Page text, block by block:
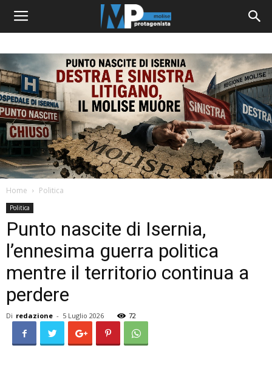
Home Politica
Politica
Punto nascite di Isernia,
l’ennesima guerra politica
mentre il territorio continua a
perdere
Di redazione - 5 Luglio 2026 72